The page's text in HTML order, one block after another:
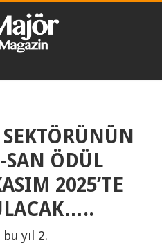
SAN ÖDÜL
2025’TE
yıl 2.